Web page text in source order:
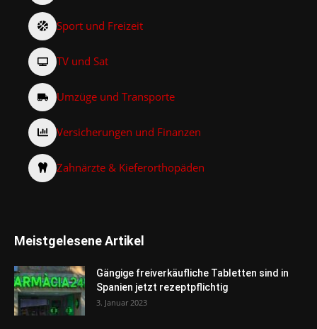
Sport und Freizeit
TV und Sat
Umzüge und Transporte
Versicherungen und Finanzen
Zahnärzte & Kieferorthopäden
Meistgelesene Artikel
Gängige freiverkäufliche Tabletten sind in
Spanien jetzt rezeptpflichtig
3. Januar 2023